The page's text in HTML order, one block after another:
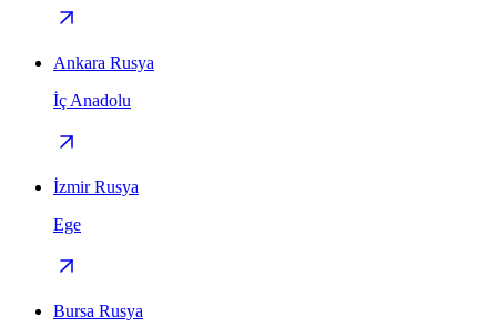
Ankara Rusya
İç Anadolu
İzmir Rusya
Ege
Bursa Rusya